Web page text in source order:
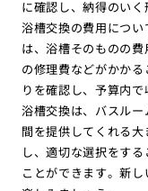
に確認し、納得のいく
浴槽交換の費用につ
は、浴槽そのものの
の修理費などがかか
りを確認し、予算内で
浴槽交換は、バスル
間を提供してくれる
し、適切な選択をする
ことができます。新